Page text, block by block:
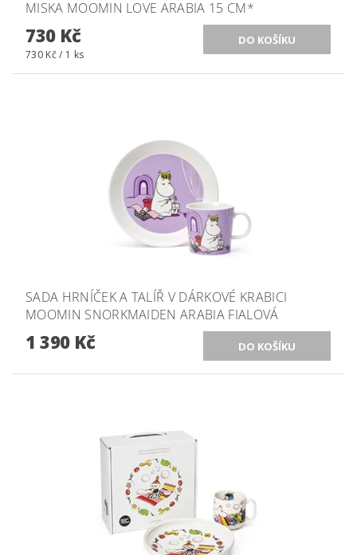
MISKA MOOMIN LOVE ARABIA 15 CM*
730 Kč
730 Kč / 1 ks
SADA HRNÍČEK A TALÍŘ V DÁRKOVÉ KRABICI
MOOMIN SNORKMAIDEN ARABIA FIALOVÁ
1 390 Kč